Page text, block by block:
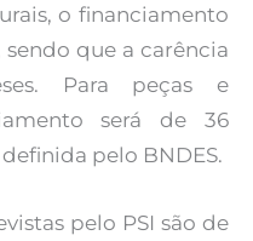
o financiamento
sendo que a carência
Para peças e
será de 36
pelo BNDES.
pelo PSI são de